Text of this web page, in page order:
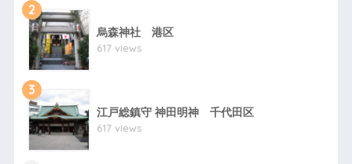
2
烏森神社 港区
617 views
3
江戸総鎮守 神田明神 千代田区
617 views